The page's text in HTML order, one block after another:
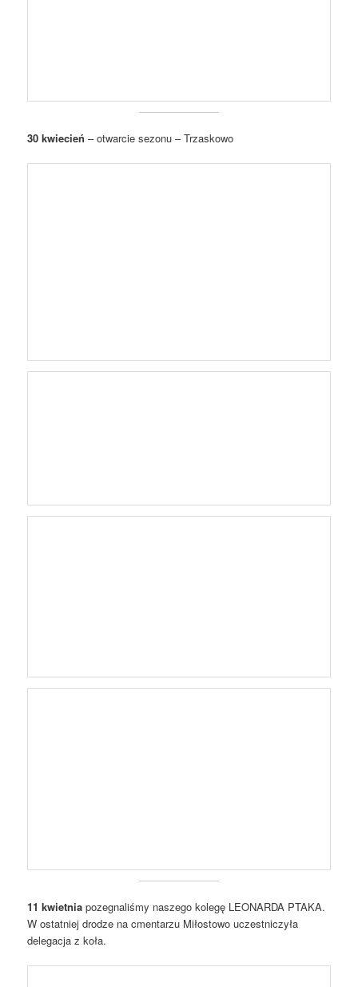
30 kwiecień – otwarcie sezonu – Trzaskowo
11 kwietnia pozegnaliśmy naszego kolegę LEONARDA PTAKA.
W ostatniej drodze na cmentarzu Miłostowo uczestniczyła
delegacja z koła.